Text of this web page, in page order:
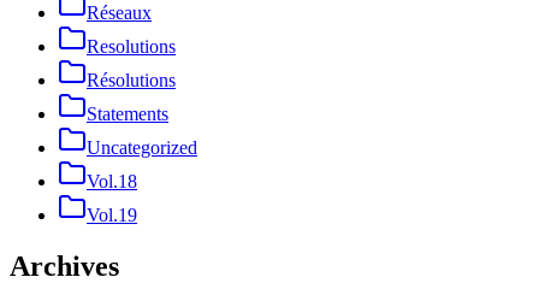
Réseaux
Resolutions
Résolutions
Statements
Uncategorized
Vol.18
Vol.19
Archives